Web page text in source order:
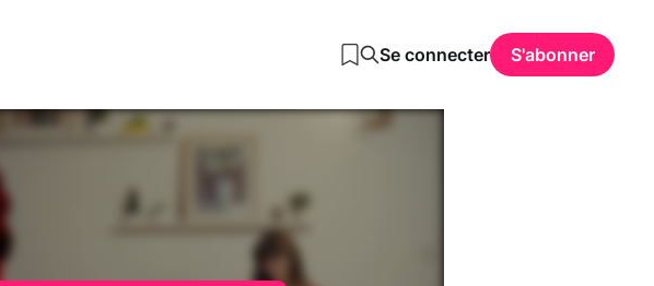
Se connecter S'abonner